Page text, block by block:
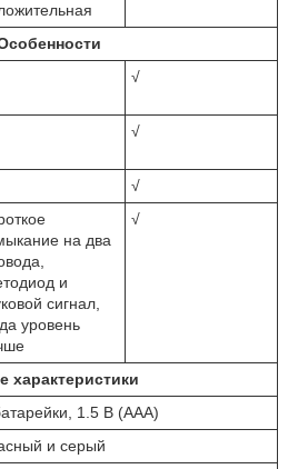
√
√
√
на два
и
сигнал,
уровень
√
характеристики
1.5 В (AAA)
и серый